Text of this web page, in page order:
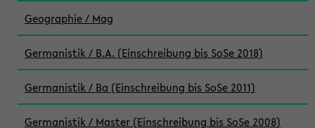
Geographie / Mag
Germanistik / B.A. (Einschreibung bis SoSe 2018)
Germanistik / Ba (Einschreibung bis SoSe 2011)
Germanistik / Master (Einschreibung bis SoSe 2008)